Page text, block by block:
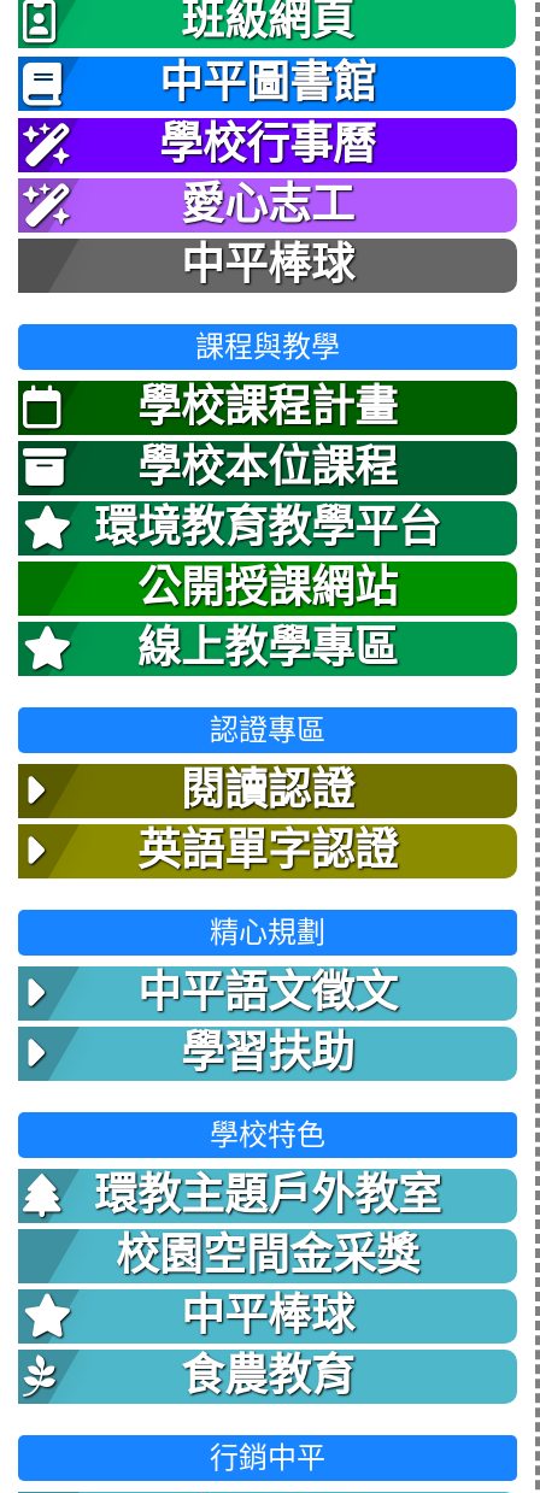
班級網頁
中平圖書館
學校行事曆
愛心志工
中平棒球
課程與教學
學校課程計畫
學校本位課程
環境教育教學平台
公開授課網站
線上教學專區
認證專區
閱讀認證
英語單字認證
精心規劃
中平語文徵文
學習扶助
學校特色
環教主題戶外教室
校園空間金采獎
中平棒球
食農教育
行銷中平